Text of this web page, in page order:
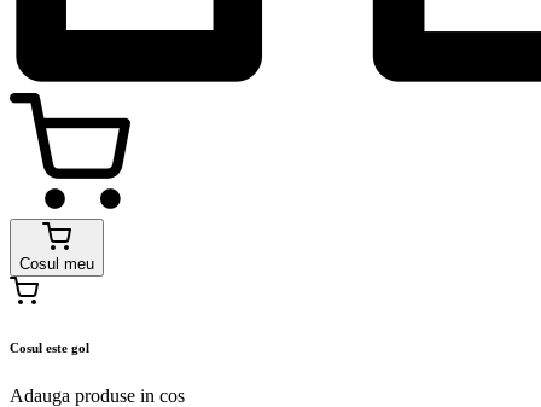
Cosul meu
Cosul este gol
Adauga produse in cos